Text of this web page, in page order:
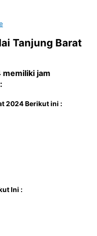
Tanjung Barat
memiliki jam
2024Berikut ini :
Ini :